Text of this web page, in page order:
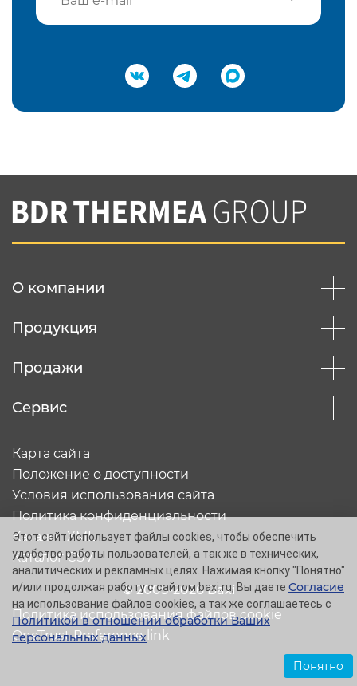
Подтвердить e-mail
Вы соглашаетесь с нашей политикой
конфеденциальности
О компании
Продукция
Продажи
Сервис
© 2005-2026 Baxi
Карта сайта
Положение о доступности
Условия использования сайта
Политика конфиденциальности
Каталог XML
Каталог CSV
Политика использования файлов cookie
OneTrust Preference link
Этот сайт использует файлы cookies, чтобы обеспечить
удобство работы пользователей, а так же в технических,
аналитических и рекламных целях. Нажимая кнопку "Понятно"
и/или продолжая работу с сайтом baxi.ru, Вы даете Согласие
на использование файлов cookies, а так же соглашаетесь с
Политикой в отношении обработки Ваших
персональных данных.
Понятно